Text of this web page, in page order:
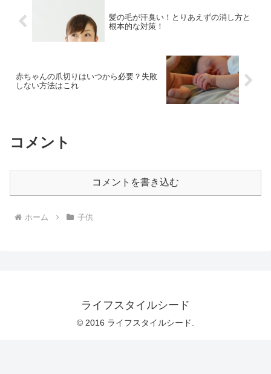
髪の毛が汗臭い！とりあえずの消し方と
根本的な対策！
赤ちゃんの爪切りはいつから必要？失敗
しない方法はこれ
コメント
コメントを書き込む
ホーム 子供
ライフスタイルシード
© 2016 ライフスタイルシード.